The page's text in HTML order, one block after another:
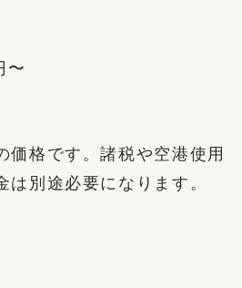
〜
格です。諸税や空港使用
は別途必要になります。